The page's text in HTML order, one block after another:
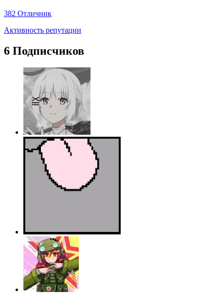
382 Отличник
Активность репутации
6 Подписчиков